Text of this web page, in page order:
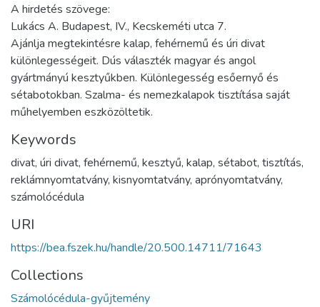
A hirdetés szövege:
Lukács A. Budapest, IV., Kecskeméti utca 7.
Ajánlja megtekintésre kalap, fehérnemű és úri divat
különlegességeit. Dús választék magyar és angol
gyártmányú kesztyűkben. Különlegesség esőernyő és
sétabotokban. Szalma- és nemezkalapok tisztítása saját
műhelyemben eszközöltetik.
Keywords
divat, úri divat, fehérnemű, kesztyű, kalap, sétabot, tisztítás,
reklámnyomtatvány, kisnyomtatvány, aprónyomtatvány,
számolócédula
URI
https://bea.fszek.hu/handle/20.500.14711/71643
Collections
Számolócédula-gyűjtemény